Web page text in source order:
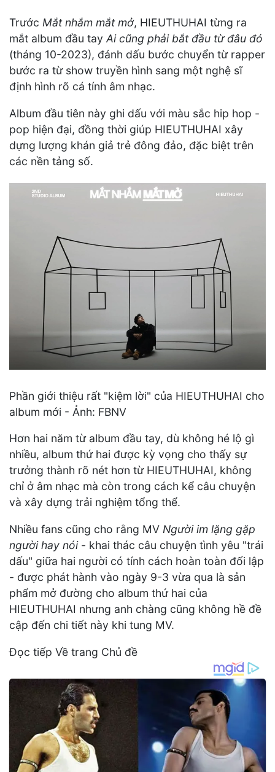
Trước Mắt nhắm mắt mở, HIEUTHUHAI từng ra
mắt album đầu tay Ai cũng phải bắt đầu từ đâu đó
(tháng 10-2023), đánh dấu bước chuyển từ rapper
bước ra từ show truyền hình sang một nghệ sĩ
định hình rõ cá tính âm nhạc.
Album đầu tiên này ghi dấu với màu sắc hip hop -
pop hiện đại, đồng thời giúp HIEUTHUHAI xây
dựng lượng khán giả trẻ đông đảo, đặc biệt trên
các nền tảng số.
Phần giới thiệu rất "kiệm lời" của HIEUTHUHAI cho
album mới - Ảnh: FBNV
Hơn hai năm từ album đầu tay, dù không hé lộ gì
nhiều, album thứ hai được kỳ vọng cho thấy sự
trưởng thành rõ nét hơn từ HIEUTHUHAI, không
chỉ ở âm nhạc mà còn trong cách kể câu chuyện
và xây dựng trải nghiệm tổng thể.
Nhiều fans cũng cho rằng MV Người im lặng gặp
người hay nói- khai thác câu chuyện tình yêu "trái
dấu" giữa hai người có tính cách hoàn toàn đối lập
- được phát hành vào ngày 9-3 vừa qua là sản
phẩm mở đường cho album thứ hai của
HIEUTHUHAI nhưng anh chàng cũng không hề đề
cập đến chi tiết này khi tung MV.
Đọc tiếp Về trang Chủ đề